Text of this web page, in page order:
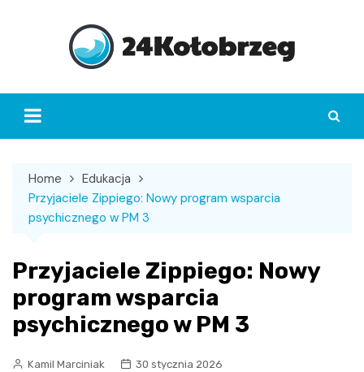
Home
Edukacja
Przyjaciele Zippiego: Nowy program wsparcia
psychicznego w PM 3
Przyjaciele Zippiego: Nowy
program wsparcia
psychicznego w PM 3
Kamil Marciniak
30 stycznia 2026